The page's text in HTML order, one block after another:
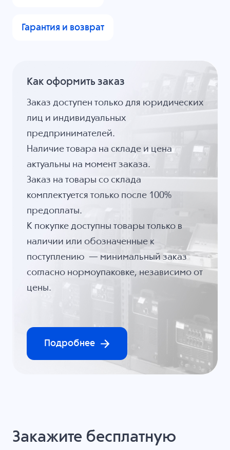
Гарантия и возврат
Как оформить заказ
Заказ доступен только для юридических
лиц и индивидуальных
предпринимателей.
Наличие товара на складе и цена
актуальны на момент заказа.
Заказ на товары со склада
комплектуется только после 100%
предоплаты.
К покупке доступны товары только в
наличии или обозначенные к
поступлению — минимальный заказ
согласно нормоупаковке, независимо от
цены.
Подробнее
Закажите бесплатную